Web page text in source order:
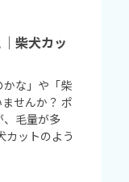
柴犬カッ
かな」や「柴
せんか？ ポ
、毛量が多
カットのよう